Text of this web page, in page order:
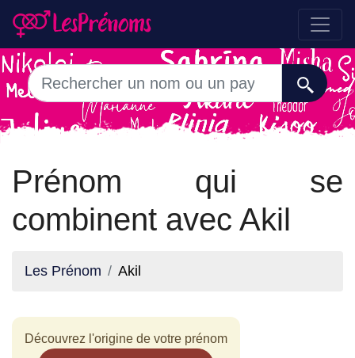
Prénom qui se
combinent avec Akil
Les Prénom Akil
Découvrez l'origine de votre prénom